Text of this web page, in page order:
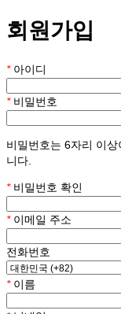
회원가입
*아이디
*비밀번호
비밀번호는 6자리 이
니다.
*비밀번호 확인
*이메일 주소
전화번호
*이름